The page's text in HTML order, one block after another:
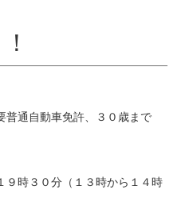
へ
ス
プ
通自動車免許、３０歳まで
時３０分（１３時から１４時